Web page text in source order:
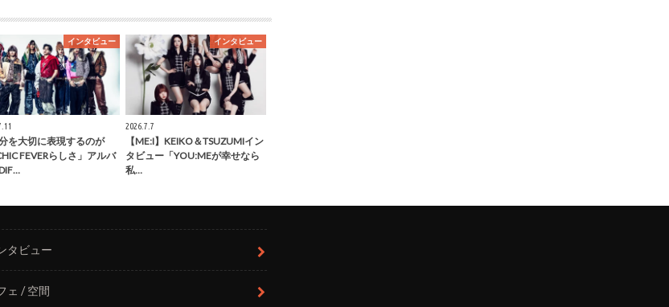
インタビュー
分を大切に表現するのが
FEVERらしさ」アルバ
インタビュー
2026.7.7
【ME:I】KEIKO＆TSUZUMIイン
タビュー「YOU:MEが幸せなら
私…
タビュー
ェ / 空間